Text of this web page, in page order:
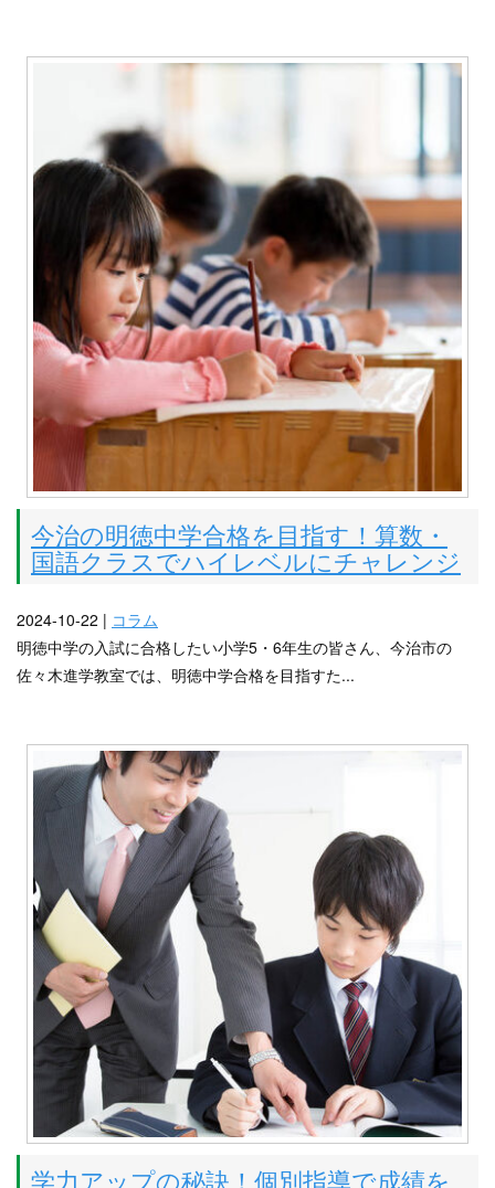
今治の明徳中学合格を目指す！算数・
国語クラスでハイレベルにチャレンジ
2024-10-22 | コラム
明徳中学の入試に合格したい小学5・6年生の皆さん、今治市の
佐々木進学教室では、明徳中学合格を目指すた...
学力アップの秘訣！個別指導で成績を